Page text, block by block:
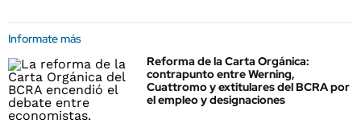
Informate más
Reforma de la Carta Orgánica:
contrapunto entre Werning,
Cuattromo y extitulares del BCRA por
el empleo y designaciones